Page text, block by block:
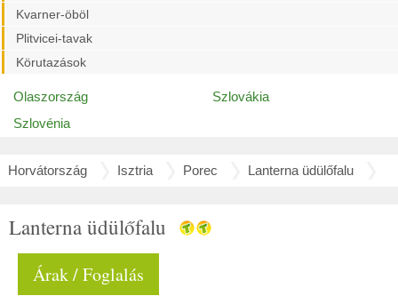
Kvarner-öböl
Plitvicei-tavak
Körutazások
Olaszország
Szlovákia
Szlovénia
Horvátország Isztria Porec Lanterna üdülőfalu
Lanterna üdülőfalu
Árak / Foglalás